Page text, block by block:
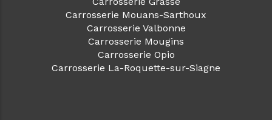
Carrosserie Mouans-Sarthoux
Carrosserie Valbonne
Carrosserie Mougins
Carrosserie Opio
Carrosserie La-Roquette-sur-Siagne